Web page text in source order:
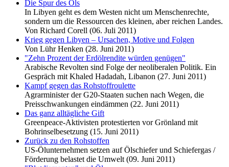
Die Spur des Öls
In Libyen geht es dem Westen nicht um Menschenrechte,
sondern um die Ressourcen des kleinen, aber reichen Landes.
Von Richard Corell (06. Juli 2011)
Krieg gegen Libyen – Ursachen, Motive und Folgen
Von Lühr Henken (28. Juni 2011)
"Zehn Prozent der Erdölrendite würden genügen"
Arabische Revolten sind Folge der neoliberalen Politik. Ein
Gespräch mit Khaled Hadadah, Libanon (27. Juni 2011)
Kampf gegen das Rohstoffroulette
Agrarminister der G20-Staaten suchen nach Wegen, die
Preisschwankungen eindämmen (22. Juni 2011)
Das ganz alltägliche Gift
Greenpeace-Aktivisten protestierten vor Grönland mit
Bohrinselbesetzung (15. Juni 2011)
Zurück zu den Rohstoffen
US-Ölunternehmen setzen auf Ölschiefer und Schiefergas /
Förderung belastet die Umwelt (09. Juni 2011)